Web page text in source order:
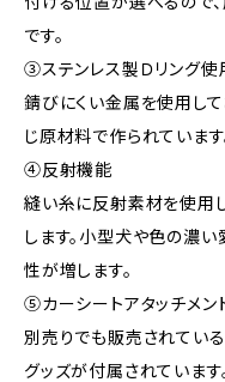
です。
③ステンレス製Ｄリング使
錆びにくい金属を使用し
じ原材料で作られています
④反射機能
縫い糸に反射素材を使用
します。小型犬や色の濃
性が増します。
⑤カーシートアタッチメン
別売りでも販売されてい
グッズが付属されていま